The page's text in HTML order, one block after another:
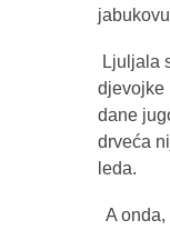
Ljuljala
djevojke
dane
drveća
leda.
A